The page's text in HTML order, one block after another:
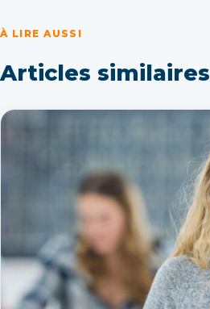
À LIRE AUSSI
Articles similaires